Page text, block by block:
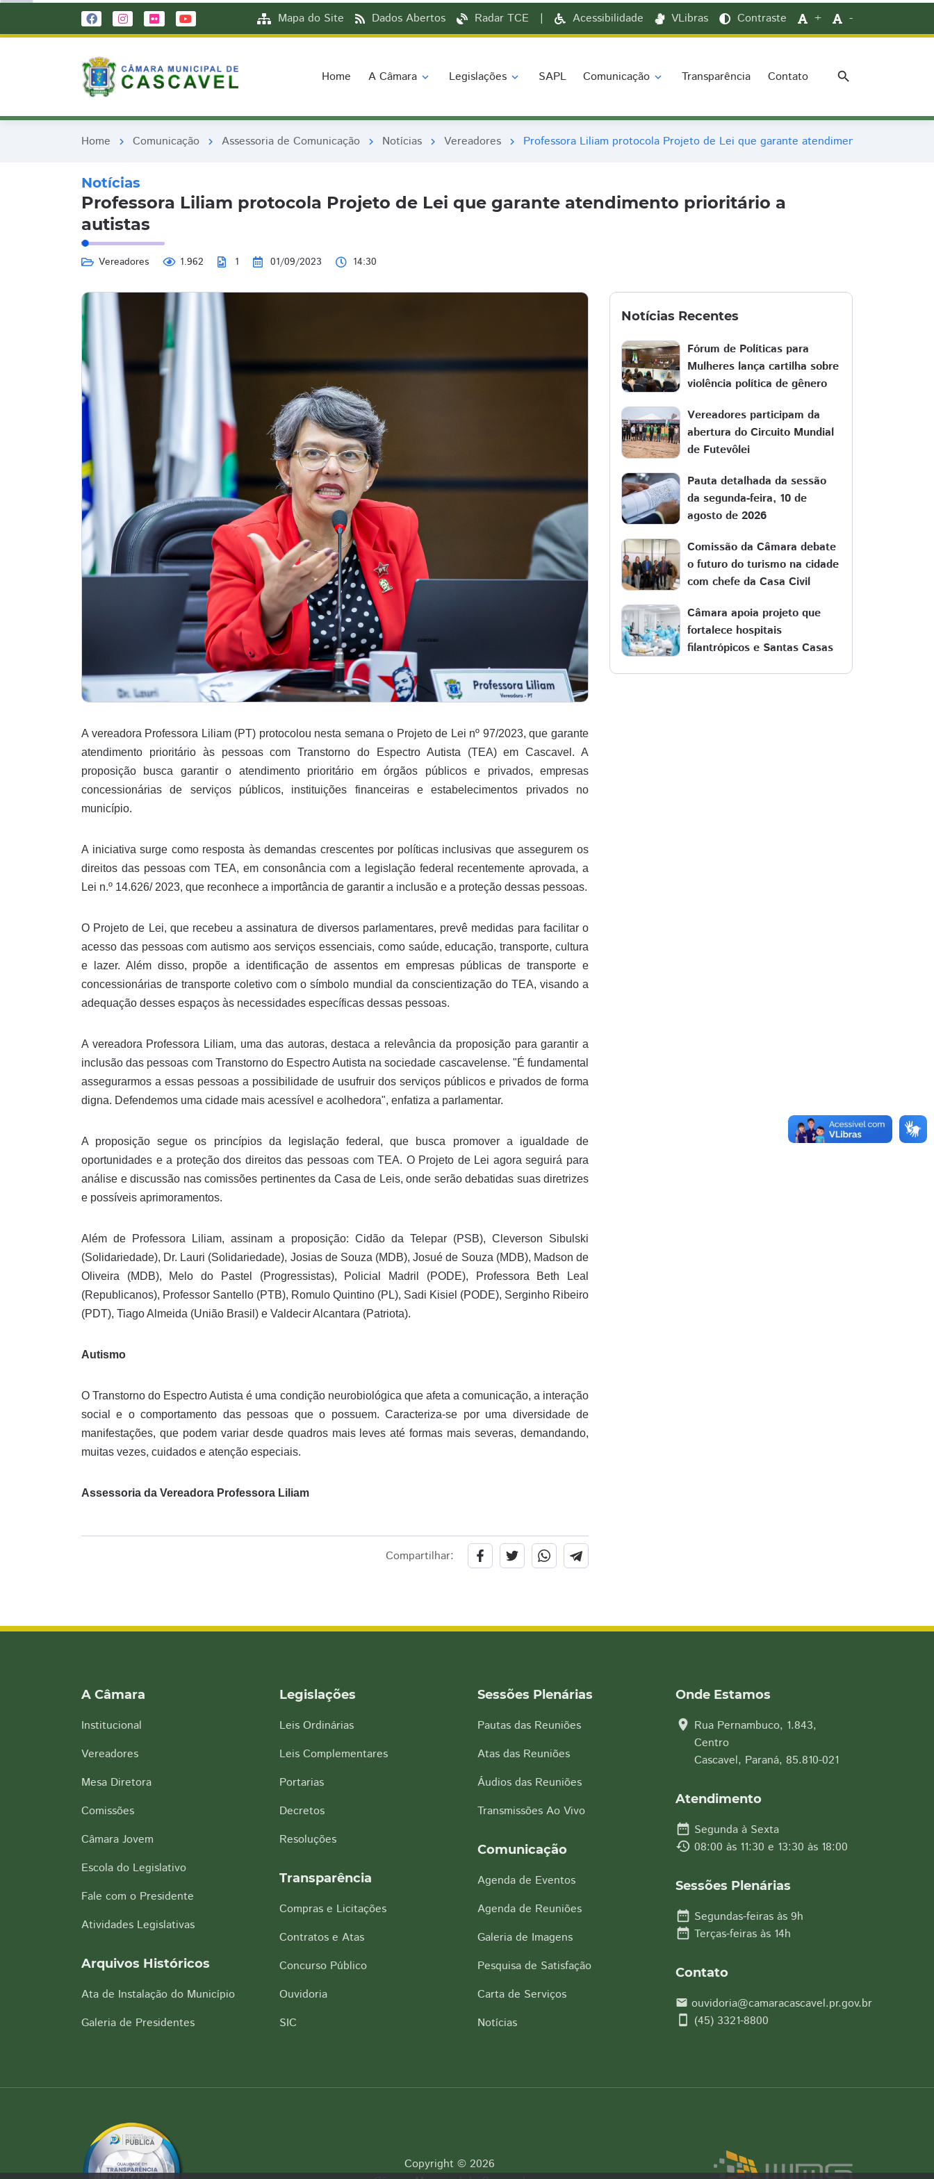
Mapa do Site Dados Abertos Radar TCE | Acessibilidade VLibras Contraste + -
Home A Câmara expand_more Legislações expand_more SAPL Comunicação expand_more Transparência Contato search
Home chevron_right Comunicação chevron_right Assessoria de Comunicação chevron_right Notícias chevron_right Vereadores chevron_right Professora Liliam protocola Projeto de Lei que garante atendimento prioritário a
Notícias
Professora Liliam protocola Projeto de Lei que garante atendimento prioritário a
autistas
Vereadores 1.962 1 01/09/2023 14:30
A vereadora Professora Liliam (PT) protocolou nesta semana o Projeto de Lei nº 97/2023, que garante
atendimento prioritário às pessoas com Transtorno do Espectro Autista (TEA) em Cascavel. A
proposição busca garantir o atendimento prioritário em órgãos públicos e privados, empresas
concessionárias de serviços públicos, instituições financeiras e estabelecimentos privados no
município.
A iniciativa surge como resposta às demandas crescentes por políticas inclusivas que assegurem os
direitos das pessoas com TEA, em consonância com a legislação federal recentemente aprovada, a
Lei n.º 14.626/ 2023, que reconhece a importância de garantir a inclusão e a proteção dessas pessoas.
O Projeto de Lei, que recebeu a assinatura de diversos parlamentares, prevê medidas para facilitar o
acesso das pessoas com autismo aos serviços essenciais, como saúde, educação, transporte, cultura
e lazer. Além disso, propõe a identificação de assentos em empresas públicas de transporte e
concessionárias de transporte coletivo com o símbolo mundial da conscientização do TEA, visando a
adequação desses espaços às necessidades específicas dessas pessoas.
A vereadora Professora Liliam, uma das autoras, destaca a relevância da proposição para garantir a
inclusão das pessoas com Transtorno do Espectro Autista na sociedade cascavelense. "É fundamental
assegurarmos a essas pessoas a possibilidade de usufruir dos serviços públicos e privados de forma
digna. Defendemos uma cidade mais acessível e acolhedora", enfatiza a parlamentar.
A proposição segue os princípios da legislação federal, que busca promover a igualdade de
oportunidades e a proteção dos direitos das pessoas com TEA. O Projeto de Lei agora seguirá para
análise e discussão nas comissões pertinentes da Casa de Leis, onde serão debatidas suas diretrizes
e possíveis aprimoramentos.
Além de Professora Liliam, assinam a proposição: Cidão da Telepar (PSB), Cleverson Sibulski
(Solidariedade), Dr. Lauri (Solidariedade), Josias de Souza (MDB), Josué de Souza (MDB), Madson de
Oliveira (MDB), Melo do Pastel (Progressistas), Policial Madril (PODE), Professora Beth Leal
(Republicanos), Professor Santello (PTB), Romulo Quintino (PL), Sadi Kisiel (PODE), Serginho Ribeiro
(PDT), Tiago Almeida (União Brasil) e Valdecir Alcantara (Patriota).
Autismo
O Transtorno do Espectro Autista é uma condição neurobiológica que afeta a comunicação, a interação
social e o comportamento das pessoas que o possuem. Caracteriza-se por uma diversidade de
manifestações, que podem variar desde quadros mais leves até formas mais severas, demandando,
muitas vezes, cuidados e atenção especiais.
Assessoria da Vereadora Professora Liliam
Compartilhar:
Notícias Recentes
Fórum de Políticas para
Mulheres lança cartilha sobre
violência política de gênero
Vereadores participam da
abertura do Circuito Mundial
de Futevôlei
Pauta detalhada da sessão
da segunda-feira, 10 de
agosto de 2026
Comissão da Câmara debate
o futuro do turismo na cidade
com chefe da Casa Civil
Câmara apoia projeto que
fortalece hospitais
filantrópicos e Santas Casas
A Câmara
Institucional
Vereadores
Mesa Diretora
Comissões
Câmara Jovem
Escola do Legislativo
Fale com o Presidente
Atividades Legislativas
Arquivos Históricos
Ata de Instalação do Município
Galeria de Presidentes
Legislações
Leis Ordinárias
Leis Complementares
Portarias
Decretos
Resoluções
Transparência
Compras e Licitações
Contratos e Atas
Concurso Público
Ouvidoria
SIC
Sessões Plenárias
Pautas das Reuniões
Atas das Reuniões
Áudios das Reuniões
Transmissões Ao Vivo
Comunicação
Agenda de Eventos
Agenda de Reuniões
Galeria de Imagens
Pesquisa de Satisfação
Carta de Serviços
Notícias
Onde Estamos
location_on Rua Pernambuco, 1.843,
Centro
Cascavel, Paraná, 85.810-021
Atendimento
date_range Segunda à Sexta
history 08:00 às 11:30 e 13:30 às 18:00
Sessões Plenárias
date_range Segundas-feiras às 9h
date_range Terças-feiras às 14h
Contato
email ouvidoria@camaracascavel.pr.gov.br
smartphone (45) 3321-8800
Copyright © 2026